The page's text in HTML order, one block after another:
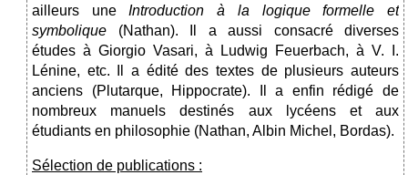
ailleurs uneIntroduction à la logique formelle et
symbolique (Nathan). Il a aussi consacré diverses
études à Giorgio Vasari, à Ludwig Feuerbach, à V. I.
Lénine, etc. Il a édité des textes de plusieurs auteurs
anciens (Plutarque, Hippocrate). Il a enfin rédigé de
nombreux manuels destinés aux lycéens et aux
étudiants en philosophie (Nathan, Albin Michel, Bordas).
Sélection de publications :